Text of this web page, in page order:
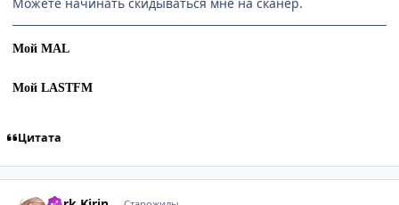
Мой MAL
Мой LASTFM
Цитата